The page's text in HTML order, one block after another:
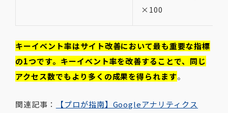
×100
キーイベント率はサイト改善において最も重要な指標
の1つです。キーイベント率を改善することで、同じ
アクセス数でもより多くの成果を得られます。
関連記事：
【プロが指南】Googleアナリティクス